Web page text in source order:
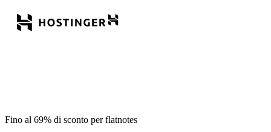
Fino al 69% di sconto per flatnotes